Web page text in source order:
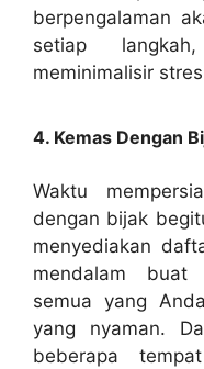
berpengalaman
setiap
meminimalisir
4. Kemas Dengan
Waktu
dengan bijak
menyediakan
mendalam buat
semua yang
yang nyaman.
beberapa